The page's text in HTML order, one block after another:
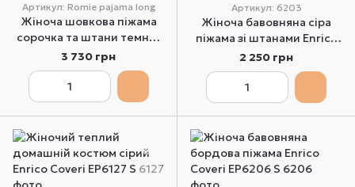
Артикул: Romie pajama long
Жіноча шовкова піжама
сорочка та штани темно-
сірі Aruelle Romie pajama
long S
3 730 грн
Артикул: 6203
Жіноча бавовняна сіра
піжама зі штанами Enrico
Coveri EP6203 S
2 250 грн